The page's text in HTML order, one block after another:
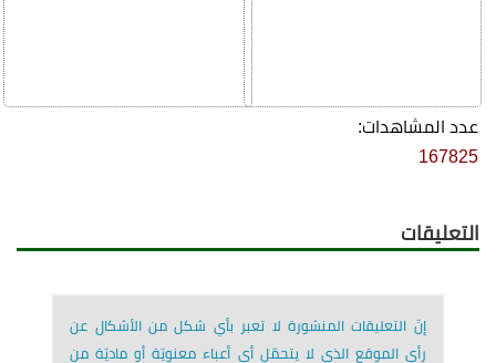
عدد المشاهدات:
167825
التعليقات
إنّ التعليقات المنشورة لا تعبر بأي شكل من الأشكال عن
رأي الموقع الذي لا يتحمّل أي أعباء معنويّة أو ماديّة من